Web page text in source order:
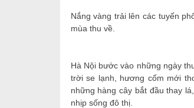
Nắng vàng trải lên các tuyến
mùa thu về.
Hà Nội bước vào những ngày
trời se lạnh, hương cốm mới
những hàng cây bắt đầu thay
nhịp sống đô thị.